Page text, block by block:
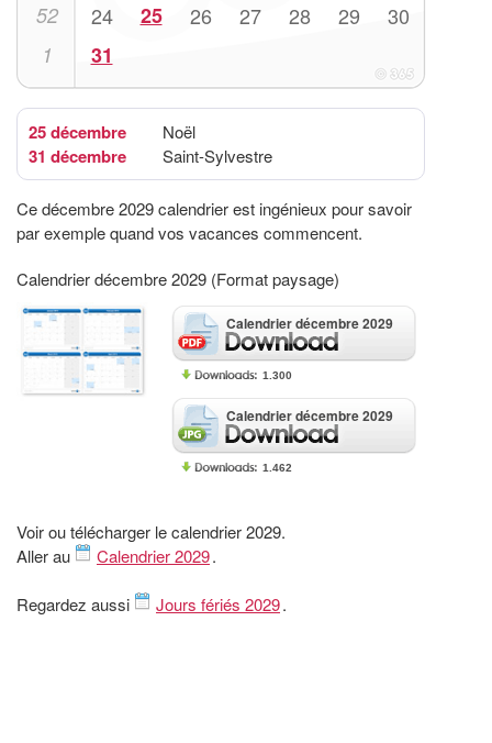
52 24 25 26 27 28 29 30
1 31
25 décembre Noël
31 décembre Saint-Sylvestre
Ce décembre 2029 calendrier est ingénieux pour savoir
par exemple quand vos vacances commencent.
Calendrier décembre 2029 (Format paysage)
Calendrier décembre 2029
1.300
Calendrier décembre 2029
1.462
Voir ou télécharger le calendrier 2029.
Aller au
Calendrier 2029.
Regardez aussi Jours fériés 2029.